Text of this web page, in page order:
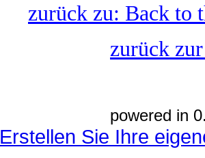
zurück zu: Back to
zurück
powered in
Erstellen Sie Ihre